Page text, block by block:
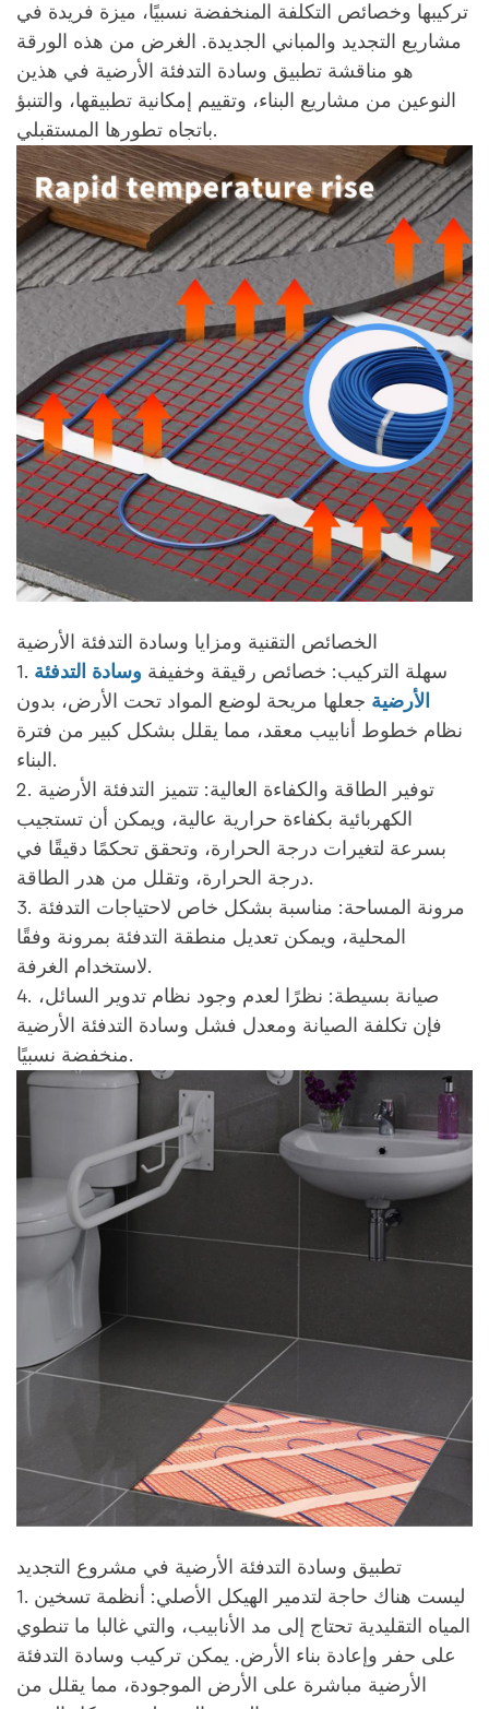
تركيبها وخصائص التكلفة المنخفضة نسبيًا، ميزة فريدة في
مشاريع التجديد والمباني الجديدة. الغرض من هذه الورقة
هو مناقشة تطبيق وسادة التدفئة الأرضية في هذين
النوعين من مشاريع البناء، وتقييم إمكانية تطبيقها، والتنبؤ
باتجاه تطورها المستقبلي.
الخصائص التقنية ومزايا وسادة التدفئة الأرضية
1. سهلة التركيب: خصائص رقيقة وخفيفة وسادة التدفئة
الأرضية جعلها مريحة لوضع المواد تحت الأرض، بدون
نظام خطوط أنابيب معقد، مما يقلل بشكل كبير من فترة
البناء.
2. توفير الطاقة والكفاءة العالية: تتميز التدفئة الأرضية
الكهربائية بكفاءة حرارية عالية، ويمكن أن تستجيب
بسرعة لتغيرات درجة الحرارة، وتحقق تحكمًا دقيقًا في
درجة الحرارة، وتقلل من هدر الطاقة.
3. مرونة المساحة: مناسبة بشكل خاص لاحتياجات التدفئة
المحلية، ويمكن تعديل منطقة التدفئة بمرونة وفقًا
لاستخدام الغرفة.
4. صيانة بسيطة: نظرًا لعدم وجود نظام تدوير السائل،
فإن تكلفة الصيانة ومعدل فشل وسادة التدفئة الأرضية
منخفضة نسبيًا.
تطبيق وسادة التدفئة الأرضية في مشروع التجديد
1. ليست هناك حاجة لتدمير الهيكل الأصلي: أنظمة تسخين
المياه التقليدية تحتاج إلى مد الأنابيب، والتي غالبا ما تنطوي
على حفر وإعادة بناء الأرض. يمكن تركيب وسادة التدفئة
الأرضية مباشرة على الأرض الموجودة، مما يقلل من